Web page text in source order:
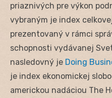
priaznivých pre výkon
vybraným je index
prezentovaný v rámci
schopnosti vydávanej
nasledovný je Doing
je index ekonomickej
americkou nadáciou The